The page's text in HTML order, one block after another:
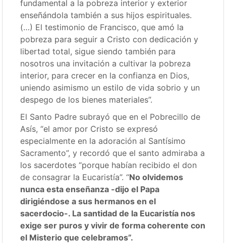
fundamental a la pobreza interior y exterior
enseñándola también a sus hijos espirituales.
(…) El testimonio de Francisco, que amó la
pobreza para seguir a Cristo con dedicación y
libertad total, sigue siendo también para
nosotros una invitación a cultivar la pobreza
interior, para crecer en la confianza en Dios,
uniendo asimismo un estilo de vida sobrio y un
despego de los bienes materiales”.
El Santo Padre subrayó que en el Pobrecillo de
Asís, “el amor por Cristo se expresó
especialmente en la adoración al Santísimo
Sacramento”, y recordó que el santo admiraba a
los sacerdotes “porque habían recibido el don
de consagrar la Eucaristía”. “No olvidemos
nunca esta enseñanza -dijo el Papa
dirigiéndose a sus hermanos en el
sacerdocio-. La santidad de la Eucaristía nos
exige ser puros y vivir de forma coherente con
el Misterio que celebramos”.